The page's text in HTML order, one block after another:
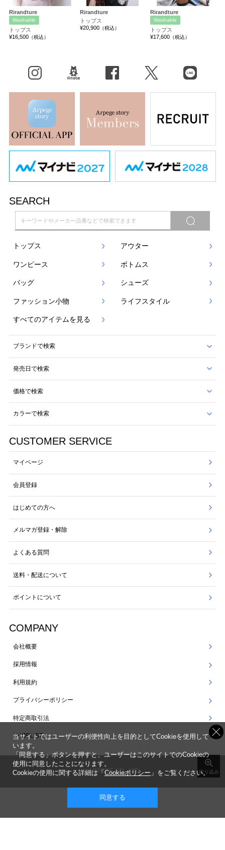
Rirandture
Washable
トップス
¥16,500（税込）
Rirandture
トップス
¥20,900（税込）
Rirandture
Washable
トップス
¥17,600 （税込）
絞り込み
X（旧Twitter） LINE
SEARCH
トップス アウター
ワンピース ボトムス
バッグ シューズ
ファッション小物 ライフスタイル
すべてのアイテムを見る
ブランドで検索
発売日で検索
価格で検索
カラーで検索
CUSTOMER SERVICE
マイページ
会員登録
はじめての方へ
メルマガ登録・解除
よくある質問
送料・配送について
ポイントについて
COMPANY
会社概要
採用情報
利用規約
プライバシーポリシー
特定商取引法
SHOPLIST
©ARPEGE CO., LTD.
表示 ： スマートフォン版 |
当サイトではユーザーの利便性向上を目的としてCookieを使用して
います。
「同意する」ボタンを押すと、ユーザーはこのサイトでのCookieの
使用に同意したことになります。
Cookieの使用に関する詳細は「Cookieポリシー 」をご覧ください。
同意する